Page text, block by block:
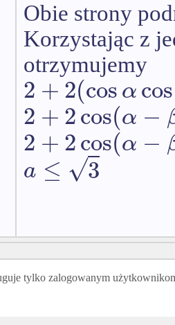
Obie strony
Korzystając z
otrzymujemy
2+2(cosαcos
2+2cos(α −
2+2cos(α −
a ≤ 3
√
tylko zalogowanym